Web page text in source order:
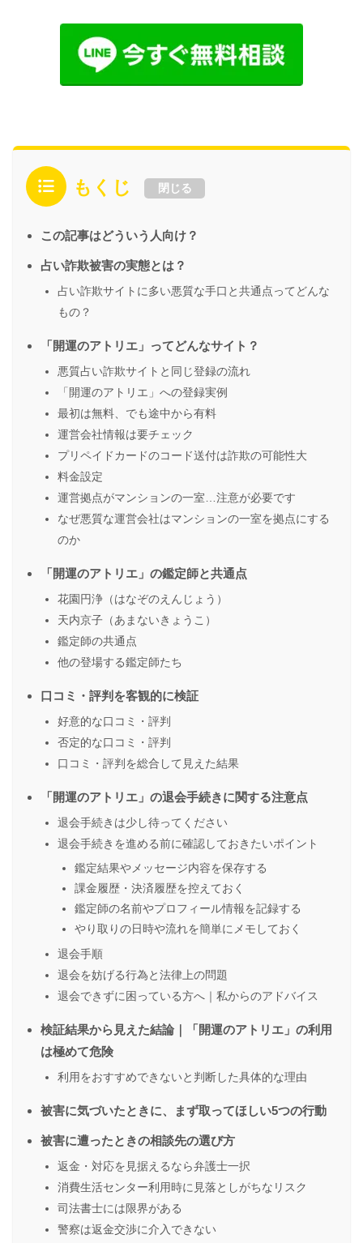
もくじ 閉じる
この記事はどういう人向け？
占い詐欺被害の実態とは？
占い詐欺サイトに多い悪質な手口と共通点ってどんな
もの？
「開運のアトリエ」ってどんなサイト？
悪質占い詐欺サイトと同じ登録の流れ
「開運のアトリエ」への登録実例
最初は無料、でも途中から有料
運営会社情報は要チェック
プリペイドカードのコード送付は詐欺の可能性大
料金設定
運営拠点がマンションの一室…注意が必要です
なぜ悪質な運営会社はマンションの一室を拠点にする
のか
「開運のアトリエ」の鑑定師と共通点
花園円浄（はなぞのえんじょう）
天内京子（あまないきょうこ）
鑑定師の共通点
他の登場する鑑定師たち
口コミ・評判を客観的に検証
好意的な口コミ・評判
否定的な口コミ・評判
口コミ・評判を総合して見えた結果
「開運のアトリエ」の退会手続きに関する注意点
退会手続きは少し待ってください
退会手続きを進める前に確認しておきたいポイント
鑑定結果やメッセージ内容を保存する
課金履歴・決済履歴を控えておく
鑑定師の名前やプロフィール情報を記録する
やり取りの日時や流れを簡単にメモしておく
退会手順
退会を妨げる行為と法律上の問題
退会できずに困っている方へ｜私からのアドバイス
検証結果から見えた結論｜「開運のアトリエ」の利用
は極めて危険
利用をおすすめできないと判断した具体的な理由
被害に気づいたときに、まず取ってほしい5つの行動
被害に遭ったときの相談先の選び方
返金・対応を見据えるなら弁護士一択
消費生活センター利用時に見落としがちなリスク
司法書士には限界がある
警察は返金交渉に介入できない